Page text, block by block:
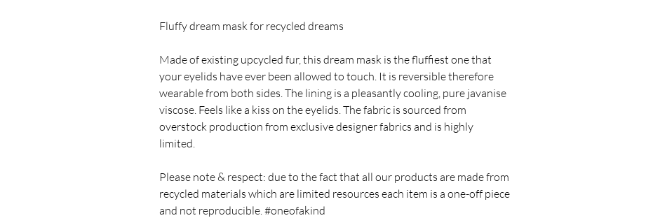
Fluffy dream mask for recycled dreams
Made of existing upcycled fur, this dream mask is the fluffiest one that
your eyelids have ever been allowed to touch. It is reversible therefore
wearable from both sides. The lining is a pleasantly cooling, pure javanise
viscose. Feels like a kiss on the eyelids. The fabric is sourced from
overstock production from exclusive designer fabrics and is highly
limited.
Please note & respect: due to the fact that all our products are made from
recycled materials which are limited resources each item is a one-off piece
and not reproducible. #oneofakind